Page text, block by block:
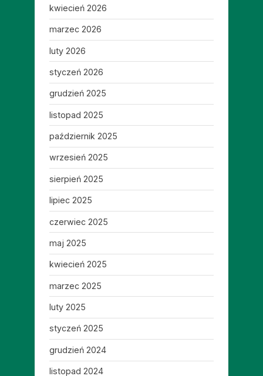
kwiecień 2026
marzec 2026
luty 2026
styczeń 2026
grudzień 2025
listopad 2025
październik 2025
wrzesień 2025
sierpień 2025
lipiec 2025
czerwiec 2025
maj 2025
kwiecień 2025
marzec 2025
luty 2025
styczeń 2025
grudzień 2024
listopad 2024